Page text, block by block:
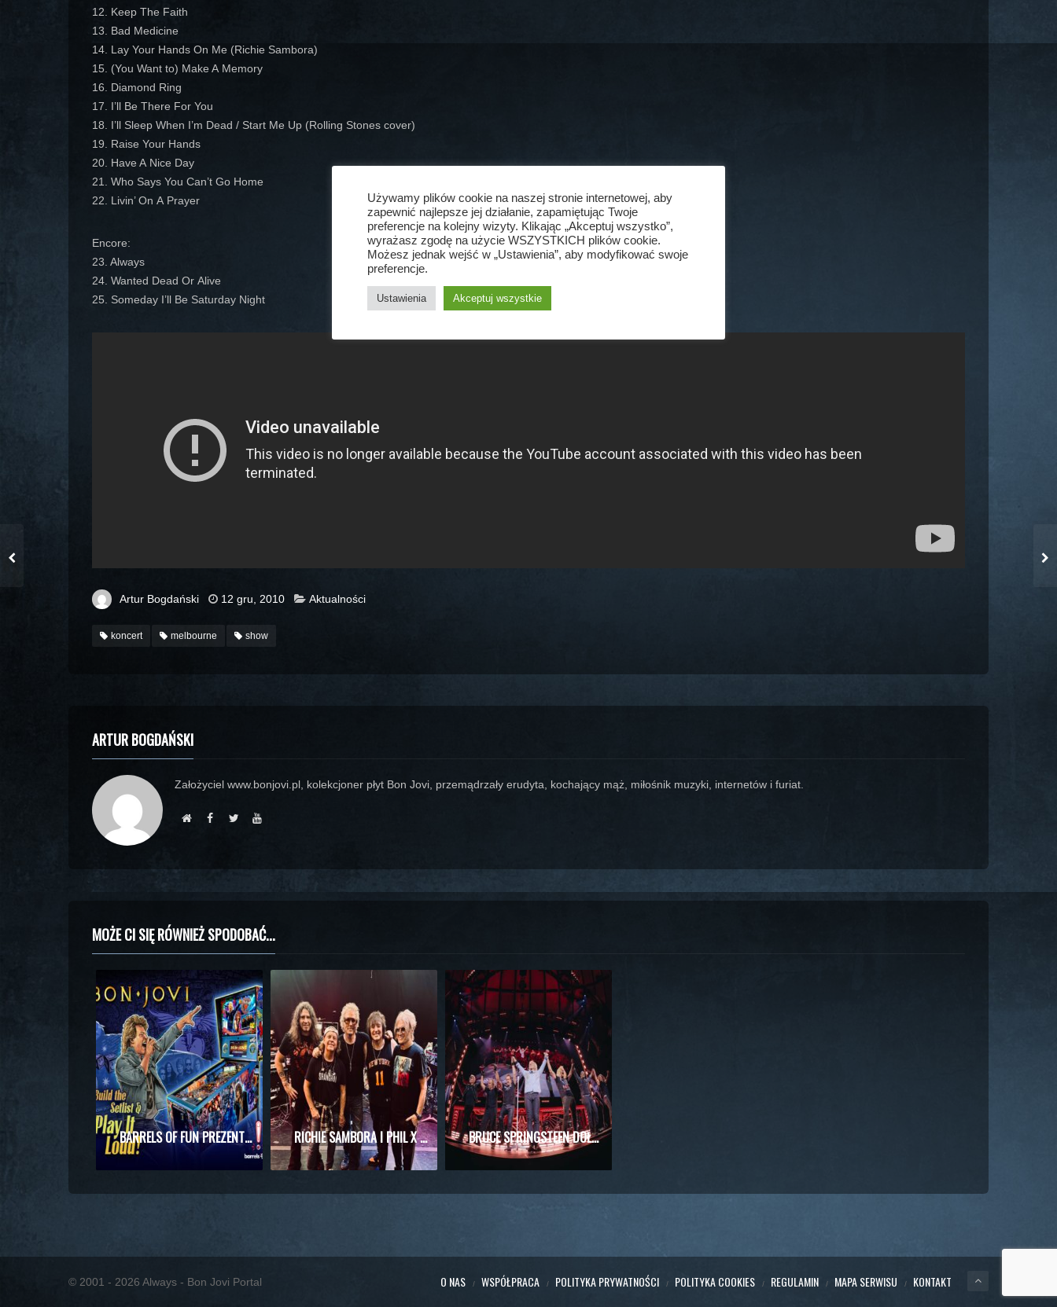
12. Keep The Faith
13. Bad Medicine
14. Lay Your Hands On Me (Richie Sambora)
15. (You Want to) Make A Memory
16. Diamond Ring
17. I’ll Be There For You
18. I’ll Sleep When I’m Dead / Start Me Up (Rolling Stones cover)
19. Raise Your Hands
20. Have A Nice Day
21. Who Says You Can’t Go Home
22. Livin’ On A Prayer
Encore:
23. Always
24. Wanted Dead Or Alive
25. Someday I’ll Be Saturday Night
Artur Bogdański 12 gru, 2010 Aktualności
koncert melbourne show
ARTUR BOGDAŃSKI
Założyciel www.bonjovi.pl, kolekcjoner płyt Bon Jovi, przemądrzały erudyta, kochający mąż, miłośnik muzyki, internetów i furiat.
MOŻE CI SIĘ RÓWNIEŻ SPODOBAĆ...
BARRELS OF FUN PREZENTUJE MASZYNĘ DO PINBALLA Z MOTYWAMI BON JOVI RICHIE SAMBORA I PHIL X RAZEM NA SCENIE! WYJĄTKOWE SPOTKANIE PODCZAS KONCERTU KINGS OF CHAOS BRUCE SPRINGSTEEN DOŁĄCZYŁ DO BON JOVI PODCZAS WIELKIEGO FINAŁU REZYDENCJI W NOWYM JORKU!
© 2001 - 2026 Always - Bon Jovi Portal O NAS WSPÓŁPRACA POLITYKA PRYWATNOŚCI POLITYKA COOKIES REGULAMIN MAPA SERWISU KONTAKT
Używamy plików cookie na naszej stronie internetowej, aby
zapewnić najlepsze jej działanie, zapamiętując Twoje
preferencje na kolejny wizyty. Klikając „Akceptuj wszystko”,
wyrażasz zgodę na użycie WSZYSTKICH plików cookie.
Możesz jednak wejść w „Ustawienia”, aby modyfikować swoje
preferencje.
Ustawienia Akceptuj wszystkie